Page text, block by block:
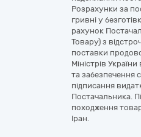
Розрахунки за
гривні у
рахунок
Товару) з
поставки
Міністрів
та забезпечення
підписання
Постачальника.
походження
Іран.